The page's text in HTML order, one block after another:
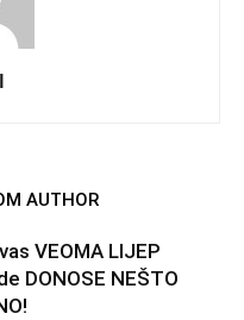
AUTHOR
VEOMA LIJEP
DONOSE NEŠTO